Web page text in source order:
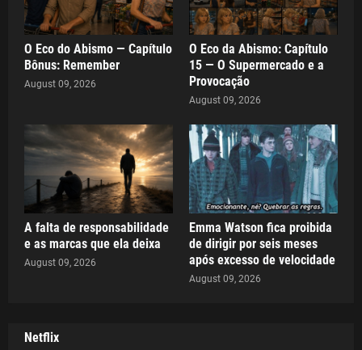
O Eco do Abismo — Capítulo
Bônus: Remember
August 09, 2026
O Eco da Abismo: Capítulo
15 — O Supermercado e a
Provocação
August 09, 2026
A falta de responsabilidade
e as marcas que ela deixa
August 09, 2026
Emma Watson fica proibida
de dirigir por seis meses
após excesso de velocidade
August 09, 2026
Netflix